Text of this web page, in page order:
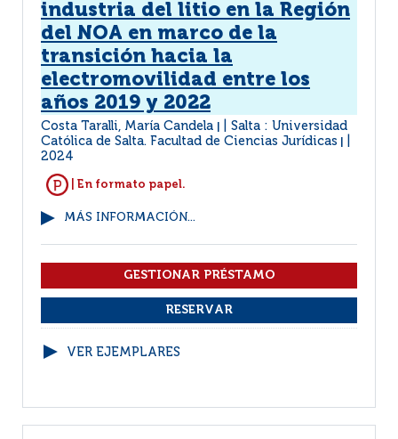
industria del litio en la Región
del NOA en marco de la
transición hacia la
electromovilidad entre los
años 2019 y 2022
Costa Taralli, María Candela
Salta : Universidad
Católica de Salta. Facultad de Ciencias Jurídicas
2024
| En formato papel.
MÁS INFORMACIÓN...
VER EJEMPLARES